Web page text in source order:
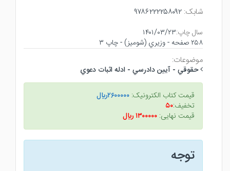
شابک: ۹۷۸۶۲۲۲۲۵۸۰۹۲
سال چاپ:۱۴۰۱/۰۳/۲۳
۲۵۸ صفحه - وزيري (شوميز) - چاپ ۳
موضوعات:
حقوقي - آيين دادرسي - ادله اثبات دعوي
قیمت کتاب الکترونیک: ۲۶۰۰۰۰۰ريال
تخفیف:۵۰
قیمت نهایی: ۱۳۰۰۰۰۰ ريال
توجه